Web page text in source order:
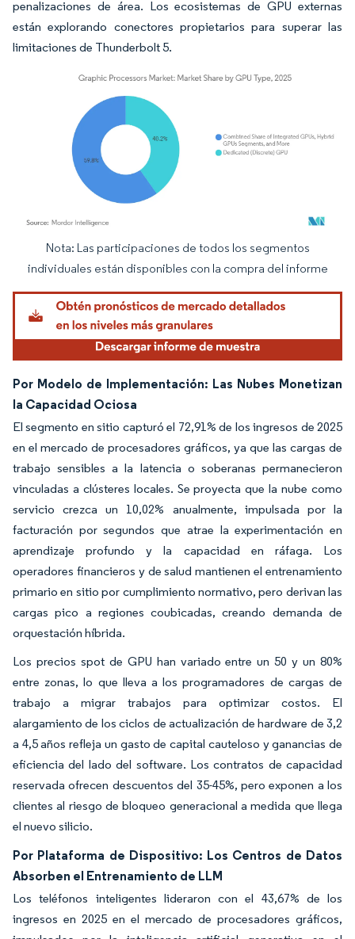
penalizaciones de área. Los ecosistemas de GPU externas
están explorando conectores propietarios para superar las
limitaciones de Thunderbolt 5.
Imagen © Mordor Intelligence. El uso requiere atribución según CC BY 4.0.
Nota: Las participaciones de todos los segmentos
individuales están disponibles con la compra del informe
Por Modelo de Implementación: Las Nubes Monetizan
la Capacidad Ociosa
El segmento en sitio capturó el 72,91% de los ingresos de 2025
en el mercado de procesadores gráficos, ya que las cargas de
trabajo sensibles a la latencia o soberanas permanecieron
vinculadas a clústeres locales. Se proyecta que la nube como
servicio crezca un 10,02% anualmente, impulsada por la
facturación por segundos que atrae la experimentación en
aprendizaje profundo y la capacidad en ráfaga. Los
operadores financieros y de salud mantienen el entrenamiento
primario en sitio por cumplimiento normativo, pero derivan las
cargas pico a regiones coubicadas, creando demanda de
orquestación híbrida.
Los precios spot de GPU han variado entre un 50 y un 80%
entre zonas, lo que lleva a los programadores de cargas de
trabajo a migrar trabajos para optimizar costos. El
alargamiento de los ciclos de actualización de hardware de 3,2
a 4,5 años refleja un gasto de capital cauteloso y ganancias de
eficiencia del lado del software. Los contratos de capacidad
reservada ofrecen descuentos del 35-45%, pero exponen a los
clientes al riesgo de bloqueo generacional a medida que llega
el nuevo silicio.
Por Plataforma de Dispositivo: Los Centros de Datos
Absorben el Entrenamiento de LLM
Los teléfonos inteligentes lideraron con el 43,67% de los
ingresos en 2025 en el mercado de procesadores gráficos,